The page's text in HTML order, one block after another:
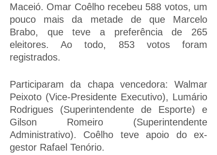
Maceió. Omar Coêlho recebeu 588 votos, um
pouco mais da metade de que Marcelo
Brabo, que teve a preferência de 265
eleitores. Ao todo, 853 votos foram
registrados.
Participaram da chapa vencedora: Walmar
Peixoto (Vice-Presidente Executivo), Lumário
Rodrigues (Superintendente de Esporte) e
Gilson Romeiro (Superintendente
Administrativo). Coêlho teve apoio do ex-
gestor Rafael Tenório.